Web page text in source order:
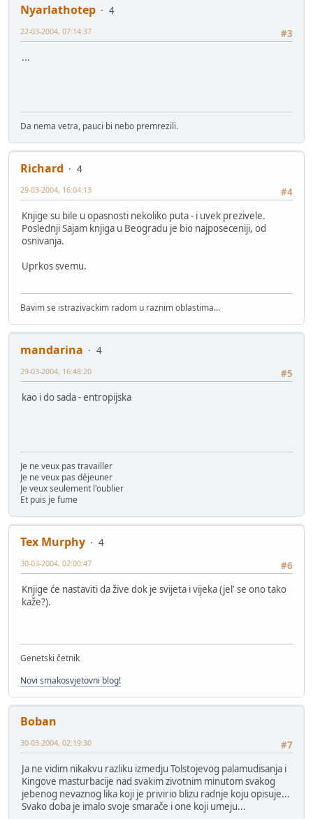
Nyarlathotep
4
#3
22-03-2004, 07:14:37
...
Da nema vetra, pauci bi nebo premrezili.
Richard
4
#4
29-03-2004, 16:04:13
Knjige su bile u opasnosti nekoliko puta - i uvek prezivele.
Poslednji Sajam knjiga u Beogradu je bio najposeceniji, od
osnivanja.
Uprkos svemu.
Bavim se istrazivackim radom u raznim oblastima...
mandarina
4
#5
29-03-2004, 16:48:20
kao i do sada - entropijska
Je ne veux pas travailler
Je ne veux pas déjeuner
Je veux seulement l'oublier
Et puis je fume
Tex Murphy
4
#6
30-03-2004, 02:00:47
Knjige će nastaviti da žive dok je svijeta i vijeka (jel' se ono tako
kaže?).
Genetski četnik
Novi smakosvjetovni blog!
Boban
#7
30-03-2004, 02:19:30
Ja ne vidim nikakvu razliku izmedju Tolstojevog palamudisanja i
Kingove masturbacije nad svakim zivotnim minutom svakog
jebenog nevaznog lika koji je privirio blizu radnje koju opisuje...
Svako doba je imalo svoje smarače i one koji umeju...